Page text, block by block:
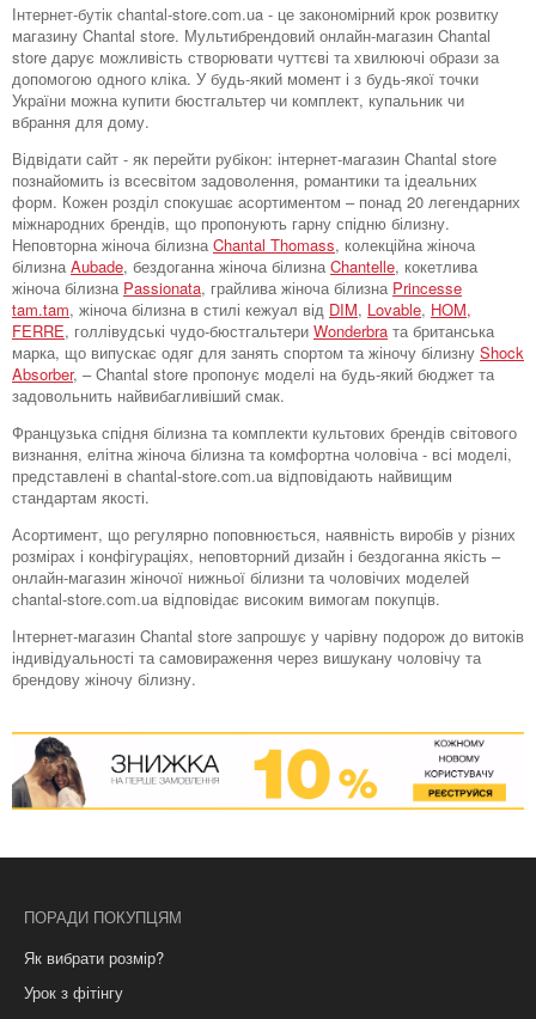
Інтернет-бутік chantal-store.com.ua - це закономірний крок розвитку
магазину Chantal store. Мультибрендовий онлайн-магазин Chantal
store дарує можливість створювати чуттєві та хвилюючі образи за
допомогою одного кліка. У будь-який момент і з будь-якої точки
України можна купити бюстгальтер чи комплект, купальник чи
вбрання для дому.
Відвідати сайт - як перейти рубікон: інтернет-магазин Chantal store
познайомить із всесвітом задоволення, романтики та ідеальних
форм. Кожен розділ спокушає асортиментом – понад 20 легендарних
міжнародних брендів, що пропонують гарну спідню білизну.
Неповторна жіноча білизна Chantal Thomass, колекційна жіноча
білизна Aubade, бездоганна жіноча білизна Chantelle, кокетлива
жіноча білизна Passionata, грайлива жіноча білизна Princesse
tam.tam, жіноча білизна в стилі кежуал від DIM, Lovable, HOM,
FERRE, голлівудські чудо-бюстгальтери Wonderbra та британська
марка, що випускає одяг для занять спортом та жіночу білизну Shock
Absorber, – Chantal store пропонує моделі на будь-який бюджет та
задовольнить найвибагливіший смак.
Французька спідня білизна та комплекти культових брендів світового
визнання, елітна жіноча білизна та комфортна чоловіча - всі моделі,
представлені в chantal-store.com.ua відповідають найвищим
стандартам якості.
Асортимент, що регулярно поповнюється, наявність виробів у різних
розмірах і конфігураціях, неповторний дизайн і бездоганна якість –
онлайн-магазин жіночої нижньої білизни та чоловічих моделей
chantal-store.com.ua відповідає високим вимогам покупців.
Інтернет-магазин Chantal store запрошує у чарівну подорож до витоків
індивідуальності та самовираження через вишукану чоловічу та
брендову жіночу білизну.
ПОРАДИ ПОКУПЦЯМ
Як вибрати розмір?
Урок з фітінгу